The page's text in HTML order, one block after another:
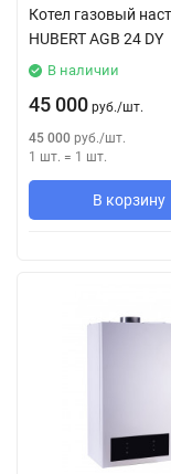
Котел газовый
HUBERT AGB 24 DY
В наличии
45 000 руб./шт.
45 000 руб./шт.
1 шт. = 1 шт.
В корзину